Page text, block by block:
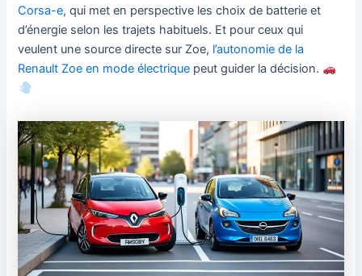
Corsa-e, qui met en perspective les choix de batterie et
d’énergie selon les trajets habituels. Et pour ceux qui
veulent une source directe sur Zoe, l’autonomie de la
Renault Zoe en mode électrique peut guider la décision.